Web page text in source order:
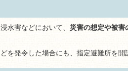
水害などにおいて、 災害の想定や被害
を発令した場合にも、指定避難所を開